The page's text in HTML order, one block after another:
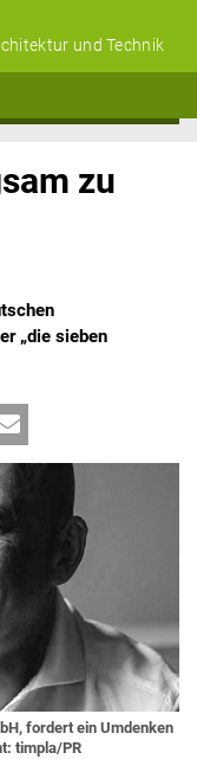
und Technik
zu
„die sieben
fordert ein Umdenken
timpla/PR